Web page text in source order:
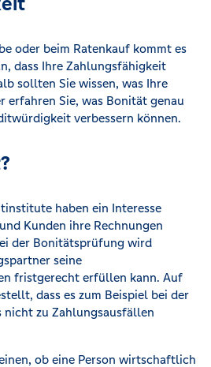
oder beim Ratenkauf kommt es
dass Ihre Zahlungsfähigkeit
sollten Sie wissen, was Ihre
erfahren Sie, was Bonität genau
verbessern können.
haben ein Interesse
Kunden ihre Rechnungen
der Bonitätsprüfung wird
seine
fristgerecht erfüllen kann. Auf
dass es zum Beispiel bei der
nicht zu Zahlungsausfällen
ob eine Person wirtschaftlich